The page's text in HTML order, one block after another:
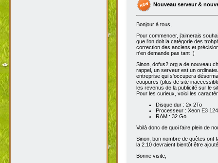
Nouveau serveur &
Bonjour à tous,
Pour commencer, j'aimerais
que l'on doit la catégorie des
correction des anciens et
n'en demande pas tant :)
Sinon, dofus2.org a de nouveau
rappel, un serveur est un
entreprise qui s'occupera
coupures (plus de site
les revenus de la publicité sur le
Pour les curieux, voici les
Disque dur : 2x 2To
Processeur : Xeon E3
RAM : 32 Go
Voilà donc de quoi faire plein de
Sinon, bon nombre de quêtes ont
la 2.10 devraient bientôt être
Bonne visite,